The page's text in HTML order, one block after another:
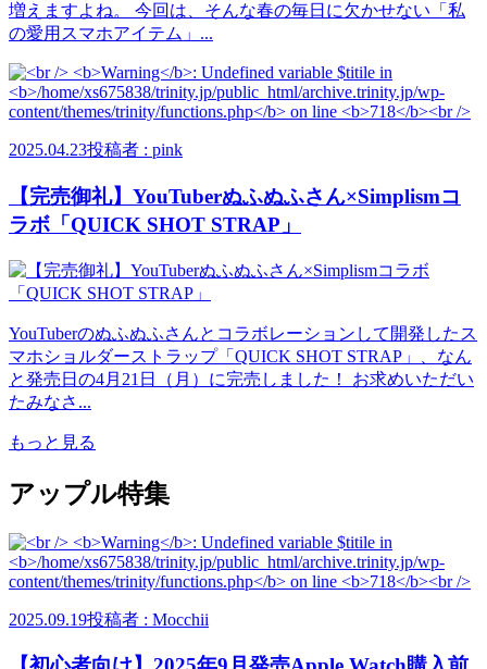
増えますよね。 今回は、そんな春の毎日に欠かせない「私
の愛用スマホアイテム」...
2025.04.23投稿者 : pink
【完売御礼】YouTuberぬふぬふさん×Simplismコ
ラボ「QUICK SHOT STRAP」
YouTuberのぬふぬふさんとコラボレーションして開発したス
マホショルダーストラップ「QUICK SHOT STRAP」、なん
と発売日の4月21日（月）に完売しました！ お求めいただい
たみなさ...
もっと見る
アップル特集
2025.09.19投稿者 : Mocchii